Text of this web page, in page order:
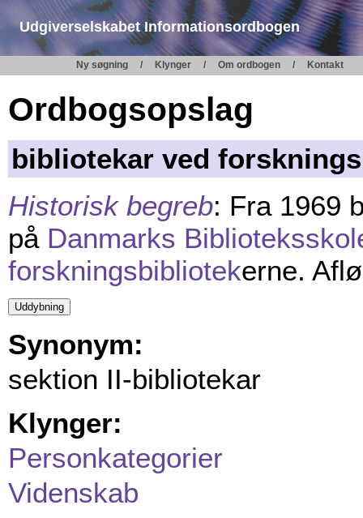
Udgiverselskabet Informationsordbogen
Ny søgning Klynger Om ordbogen Kontakt
Ordbogsopslag
bibliotekar ved
Historisk begreb: Fra 1969
på Danmarks
forskningsbibliotekerne.
Synonym:
sektion II-bibliotekar
Klynger:
Personkategorier
Videnskab